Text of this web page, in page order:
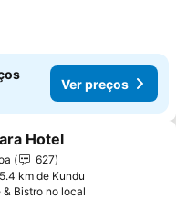
Ver preços
aos favoritos
Hotel
627
km de Kundu
Bistro no local